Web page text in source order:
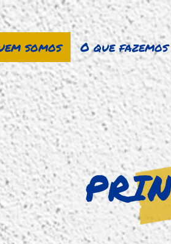
somos O que fazemos